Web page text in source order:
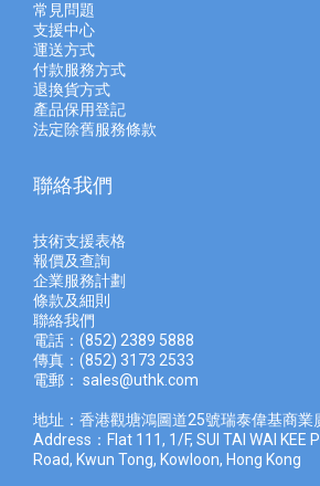
常見問題
支援中心
運送方式
付款服務方式
退換貨方式
產品保用登記
法定除舊服務條款
聯絡我們
技術支援表格
報價及查詢
企業服務計劃
條款及細則
聯絡我們
電話：(852) 2389 5888
傳真：(852) 3173 2533
電郵： sales@uthk.com
地址：香港觀塘鴻圖道25號瑞泰偉基商業
Address：Flat 111, 1/F, SUI TAI WAI KEE
Road, Kwun Tong, Kowloon, Hong Kong